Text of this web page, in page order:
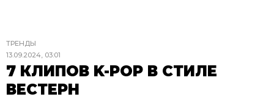
ТРЕНДЫ
13.09.2024, 03:01
7 КЛИПОВ K-POP В СТИЛЕ
ВЕСТЕРН